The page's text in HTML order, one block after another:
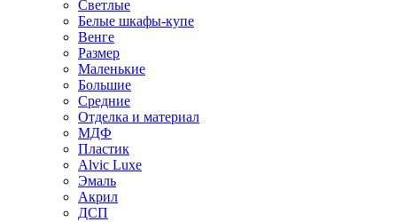
Светлые
Белые шкафы-купе
Венге
Размер
Маленькие
Большие
Средние
Отделка и материал
МДФ
Пластик
Alvic Luxe
Эмаль
Акрил
ДСП